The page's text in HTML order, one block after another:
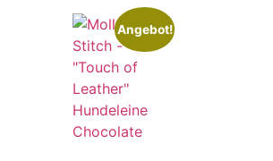
Angebot!